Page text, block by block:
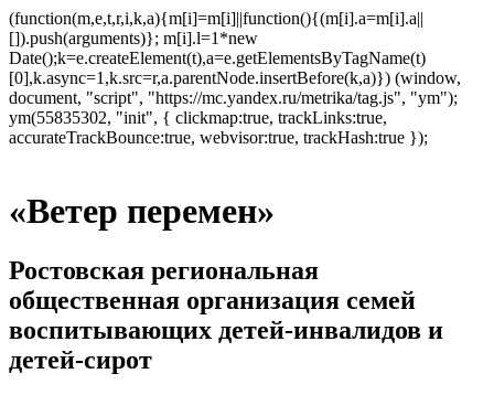
(function(m,e,t,r,i,k,a){m[i]=m[i]||function(){(m[i].a=m[i].a||
[]).push(arguments)}; m[i].l=1*new
Date();k=e.createElement(t),a=e.getElementsByTagName(t)
[0],k.async=1,k.src=r,a.parentNode.insertBefore(k,a)}) (window,
document, "script", "https://mc.yandex.ru/metrika/tag.js", "ym");
ym(55835302, "init", { clickmap:true, trackLinks:true,
accurateTrackBounce:true, webvisor:true, trackHash:true });
«Ветер перемен»
Ростовская региональная
общественная организация семей
воспитывающих детей-инвалидов и
детей-сирот